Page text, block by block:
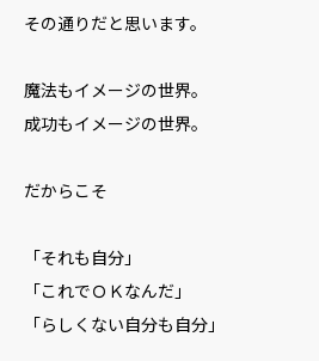
その通りだと思います。
魔法もイメージの世界。
成功もイメージの世界。
だからこそ
「それも自分」
「これでＯＫなんだ」
「らしくない自分も自分」